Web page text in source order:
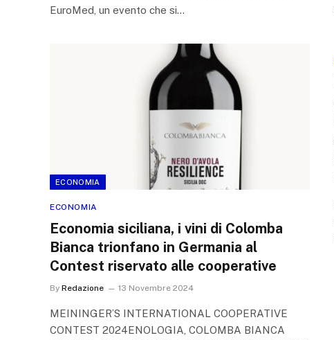
EuroMed, un evento che si…
ECONOMIA
ECONOMIA
Economia siciliana, i vini di Colomba
Bianca trionfano in Germania al
Contest riservato alle cooperative
By Redazione 13 Novembre 2024
MEININGER’S INTERNATIONAL COOPERATIVE
CONTEST 2024ENOLOGIA, COLOMBA BIANCA